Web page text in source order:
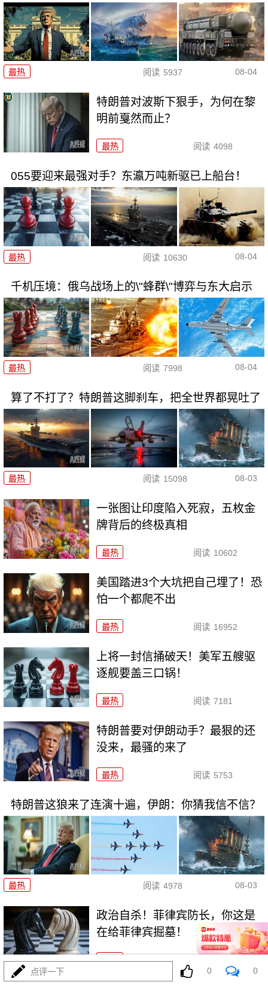
最热 阅读 5937 08-04
特朗普对波斯下狠手，为何在黎
明前戛然而止？
最热 阅读 4098
055要迎来最强对手？东瀛万吨新驱已上船台！
最热 阅读 10630 08-04
千机压境：俄乌战场上的\"蜂群\"博弈与东大启示
最热 阅读 7998 08-04
算了不打了？特朗普这脚刹车，把全世界都晃吐了
最热 阅读 15098 08-03
一张图让印度陷入死寂，五枚金
牌背后的终极真相
最热 阅读 10602
美国踏进3个大坑把自己埋了！恐
怕一个都爬不出
最热 阅读 16952
上将一封信捅破天！美军五艘驱
逐舰要盖三口锅！
最热 阅读 7181
特朗普要对伊朗动手？最狠的还
没来，最骚的来了
最热 阅读 5753
特朗普这狼来了连演十遍，伊朗：你猜我信不信？
最热 阅读 4978 08-03
政治自杀！菲律宾防长，你这是
在给菲律宾掘墓！
最热
点评一下 0 0